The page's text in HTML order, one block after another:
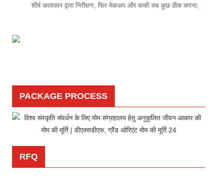
शीर्ष कलाकार द्वारा निरीक्षण, फिर मेकअप और बाकी सब कुछ ठीक करना;
PACKAGE PROCESS
RFQ